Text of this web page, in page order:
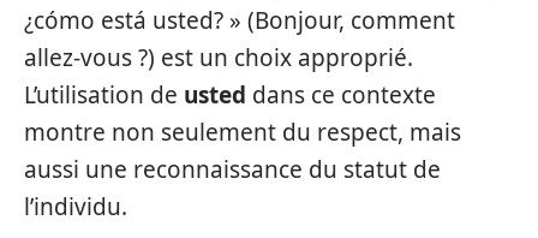
¿cómo está usted? » (Bonjour, comment
allez-vous ?) est un choix approprié.
L’utilisation de usted dans ce contexte
montre non seulement du respect, mais
aussi une reconnaissance du statut de
l’individu.